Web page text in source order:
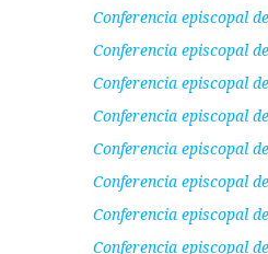
Conferencia episcopal
Conferencia episcopal
Conferencia episcopal
Conferencia episcopal
Conferencia episcopal
Conferencia episcopal
Conferencia episcopal
Conferencia episcopal